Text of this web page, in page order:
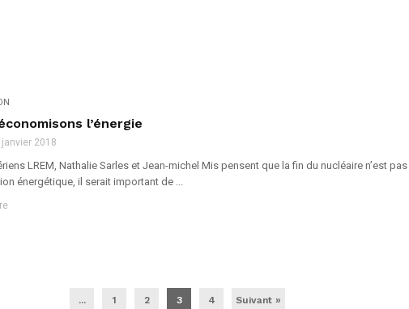
l’énergie
janvier 2018
LREM, Nathalie Sarles et Jean-michel Mis pensent que la fin du nucléaire n’est
énergétique, il serait important de ...
... 1 2 3 4 Suivant »